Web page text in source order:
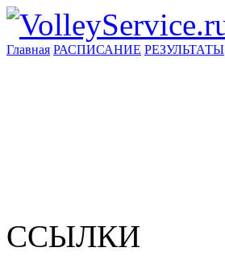
Главная РАСПИСАНИЕ РЕЗУЛЬТАТЫ
ССЫЛКИ